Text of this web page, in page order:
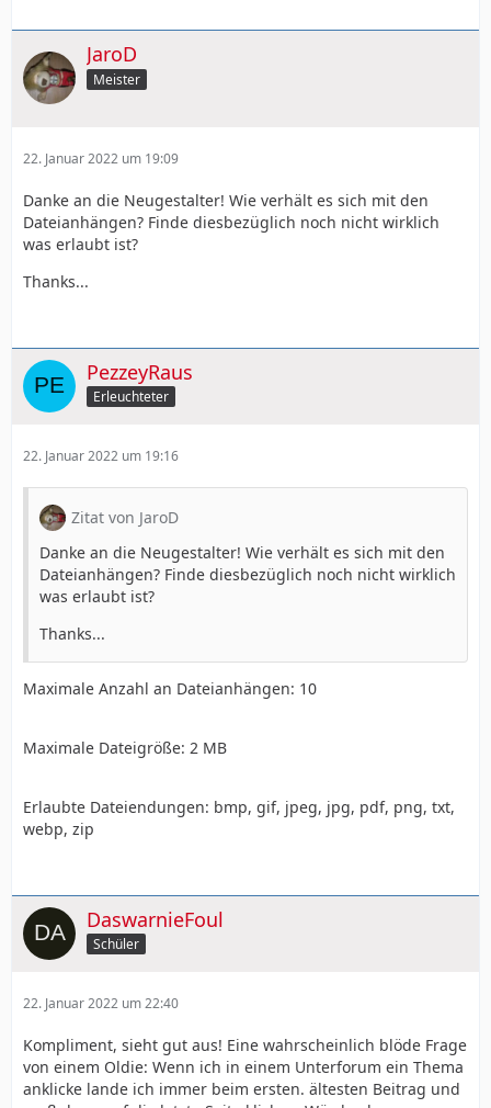
JaroD
Meister
22. Januar 2022 um 19:09
Danke an die Neugestalter! Wie verhält es sich mit den
Dateianhängen? Finde diesbezüglich noch nicht wirklich
was erlaubt ist?
Thanks...
PezzeyRaus
Erleuchteter
22. Januar 2022 um 19:16
Zitat von JaroD
Danke an die Neugestalter! Wie verhält es sich mit den
Dateianhängen? Finde diesbezüglich noch nicht wirklich
was erlaubt ist?
Thanks...
Maximale Anzahl an Dateianhängen: 10
Maximale Dateigröße: 2 MB
Erlaubte Dateiendungen: bmp, gif, jpeg, jpg, pdf, png, txt,
webp, zip
DaswarnieFoul
Schüler
22. Januar 2022 um 22:40
Kompliment, sieht gut aus! Eine wahrscheinlich blöde Frage
von einem Oldie: Wenn ich in einem Unterforum ein Thema
anklicke lande ich immer beim ersten. ältesten Beitrag und